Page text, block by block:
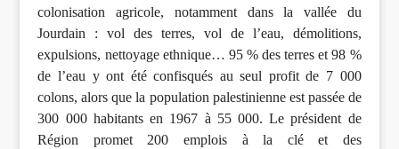
colonisation agricole, notamment dans la vallée du
Jourdain : vol des terres, vol de l’eau, démolitions,
expulsions, nettoyage ethnique… 95 % des terres et 98 %
de l’eau y ont été confisqués au seul profit de 7 000
colons, alors que la population palestinienne est passée de
300 000 habitants en 1967 à 55 000. Le président de
Région promet 200 emplois à la clé et des